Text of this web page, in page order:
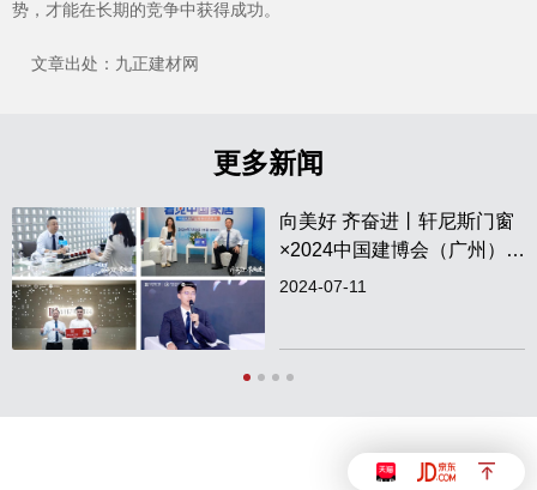
势，才能在长期的竞争中获得成功。
文章出处：九正建材网
更多新闻
向美好 齐奋进丨轩尼斯门窗
×2024中国建博会（广州）圆
满收官！
2024-07-11